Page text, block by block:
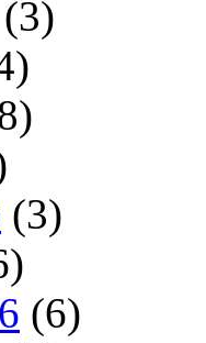
(3)
(3)
(6)